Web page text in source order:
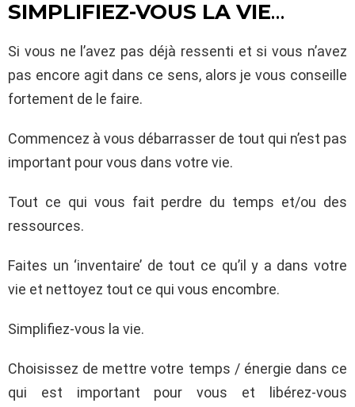
SIMPLIFIEZ-VOUS LA VIE…
Si vous ne l’avez pas déjà ressenti et si vous n’avez
pas encore agit dans ce sens, alors je vous conseille
fortement de le faire.
Commencez à vous débarrasser de tout qui n’est pas
important pour vous dans votre vie.
Tout ce qui vous fait perdre du temps et/ou des
ressources.
Faites un ‘inventaire’ de tout ce qu’il y a dans votre
vie et nettoyez tout ce qui vous encombre.
Simplifiez-vous la vie.
Choisissez de mettre votre temps / énergie dans ce
qui est important pour vous et libérez-vous